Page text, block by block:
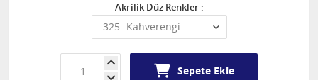
Akrilik Düz Renkler :
Sepete Ekle